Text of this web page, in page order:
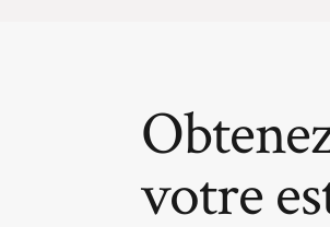
votre